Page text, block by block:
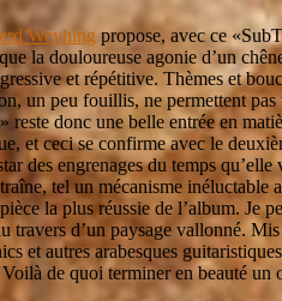
Weyhing propose, avec ce
la douloureuse agonie d’un
et répétitive. Thèmes et
peu fouillis, ne permettent
donc une belle entrée en
et ceci se confirme avec le
des engrenages du temps
tel un mécanisme inéluctable
la plus réussie de l’album.
d’un paysage vallonné.
autres arabesques
de quoi terminer en beauté